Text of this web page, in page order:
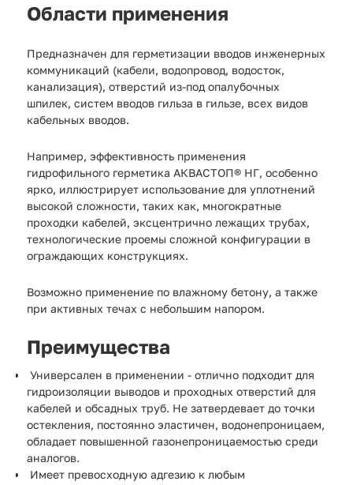
Области применения
Предназначен для герметизации вводов инженерных
коммуникаций (кабели, водопровод, водосток,
канализация), отверстий из-под опалубочных
шпилек, систем вводов гильза в гильзе, всех видов
кабельных вводов.
Например, эффективность применения
гидрофильного герметика АКВАСТОП® НГ, особенно
ярко, иллюстрирует использование для уплотнений
высокой сложности, таких как, многократные
проходки кабелей, эксцентрично лежащих трубах,
технологические проемы сложной конфигурации в
ограждающих конструкциях.
Возможно применение по влажному бетону, а также
при активных течах с небольшим напором.
Преимущества
Универсален в применении - отлично подходит для
гидроизоляции выводов и проходных отверстий для
кабелей и обсадных труб. Не затвердевает до точки
остекления, постоянно эластичен, водонепроницаем,
обладает повышенной газонепроницаемостью среди
аналогов.
Имеет превосходную адгезию к любым